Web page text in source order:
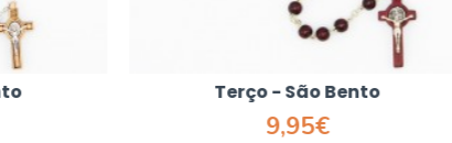
Terço - São Bento
9,95€